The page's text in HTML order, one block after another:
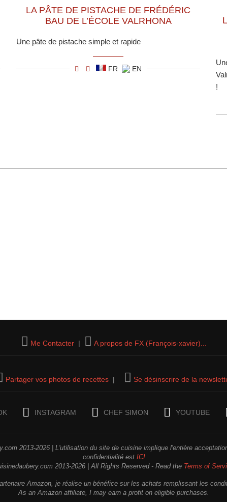
LA PÂTE DE PISTACHE DE FRÉDÉRIC
BAU DE L’ÉCOLE VALRHONA
Une pâte de pistache simple et rapide
FR EN
!
Me Contacter | A propos de FX (François-xavier)...
Partager vos photos de recettes| Se désinscrire de la
INSTAGRAM CHEF SIMON YOUTUBE
2013-2026 | L'utilisation du site de cuisine implique l'entière
confidentialité est ICI
2013-2026 | All Rights Reserved - Read the Terms of
Amazon, je réalise un bénéfice sur les achats remplissant les
As an Amazon affiliate, I may earn a profit on eligible purchases.